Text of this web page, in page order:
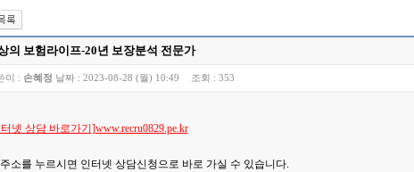
의 보험라이프-20년 보장분석 전문가
이 : 손혜정 날짜 : 2023-08-28 (월) 10:49 조회 : 353
넷 상담 바로가기]www.recru0829.pe.kr
소를 누르시면 인터넷 상담신청으로 바로 가실 수 있습니다.